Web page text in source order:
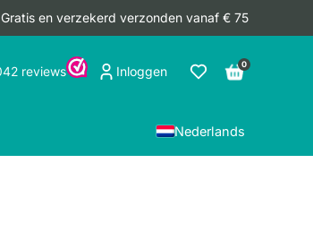
Gratis en verzekerd verzonden vanaf € 75
Inloggen 0
Nederlands